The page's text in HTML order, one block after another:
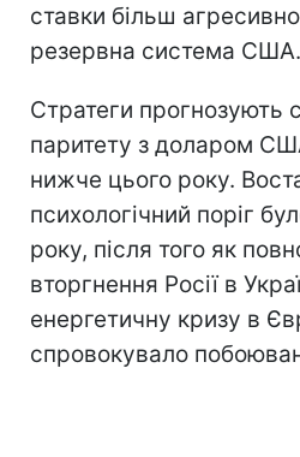
ставки більш
резервна система США.
Стратеги прогнозують
паритету з доларом
нижче цього року.
психологічний поріг
року, після того як
вторгнення Росії в
енергетичну кризу в
спровокувало